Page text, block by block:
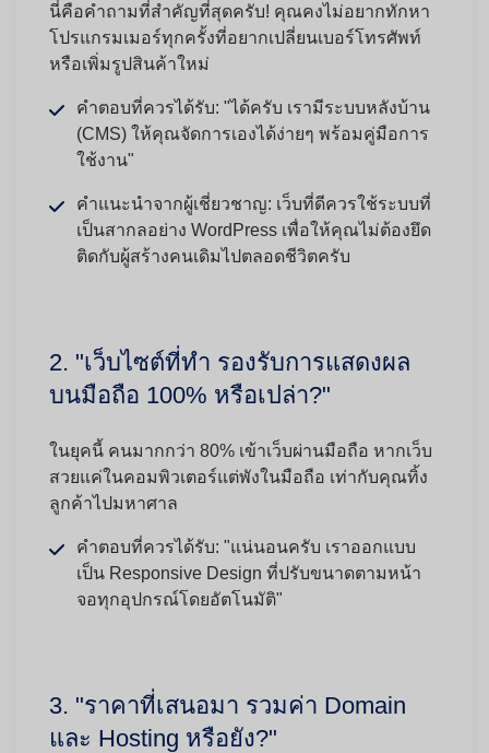
นี่คือคำถามที่สำคัญที่สุดครับ! คุณคงไม่อยากทักหา
โปรแกรมเมอร์ทุกครั้งที่อยากเปลี่ยนเบอร์โทรศัพท์
หรือเพิ่มรูปสินค้าใหม่
คำตอบที่ควรได้รับ: "ได้ครับ เรามีระบบหลังบ้าน
(CMS) ให้คุณจัดการเองได้ง่ายๆ พร้อมคู่มือการ
ใช้งาน"
คำแนะนำจากผู้เชี่ยวชาญ: เว็บที่ดีควรใช้ระบบที่
เป็นสากลอย่าง WordPress เพื่อให้คุณไม่ต้องยึด
ติดกับผู้สร้างคนเดิมไปตลอดชีวิตครับ
2. "เว็บไซต์ที่ทำ รองรับการแสดงผล
บนมือถือ 100% หรือเปล่า?"
ในยุคนี้ คนมากกว่า 80% เข้าเว็บผ่านมือถือ หากเว็บ
สวยแค่ในคอมพิวเตอร์แต่พังในมือถือ เท่ากับคุณทิ้ง
ลูกค้าไปมหาศาล
คำตอบที่ควรได้รับ: "แน่นอนครับ เราออกแบบ
เป็น Responsive Design ที่ปรับขนาดตามหน้า
จอทุกอุปกรณ์โดยอัตโนมัติ"
3. "ราคาที่เสนอมา รวมค่า Domain
และ Hosting หรือยัง?"